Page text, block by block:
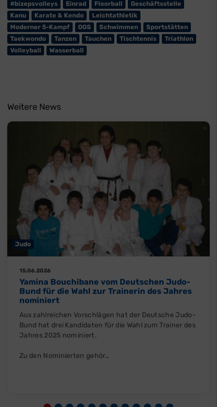
#bizepsvolleys Einrad Floorball
Geschäftsstelle
Kanu
Karate & Kendo
Leichtathletik
Moderner 5-Kampf
OGS Schwimmen
Sportstätten
Taekwondo
Tanzen Tauchen Tischtennis
Triathlon
Volleyball
Wasserball
Weitere News
Judo
15.06.2026
Yamina Bouchibane vom Deutschen Judo-
Bund für die Wahl zur Trainerin des Jahres
nominiert
Aus zahlreichen Vorschlägen hat der Deutsche Judo-
Bund hat drei Kandidaten für die Wahl zum Trainer des
Jahres 2025 nominiert.
Zu den Nominierten gehör…